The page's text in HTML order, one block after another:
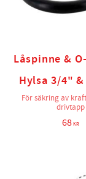
Låspinne &
Hylsa 3/4"
För säkring av
drivtapp
68KR